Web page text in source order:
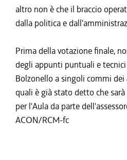
altro non è che il braccio
dalla politica e
Prima della votazione finale,
degli appunti puntuali e
Bolzonello a singoli commi
quali è già stato detto che
per l'Aula da parte
ACON/RCM-fc